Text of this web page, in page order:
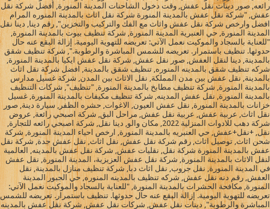
رائعه, صور دينات نقل عفش, وقت دخول الشاحنات المدينة المنورة, أفضل شركة نقل
عفش, "شركة نقل عفش بالمدينة المنورة شركة نقل اثاث بالمدينة المنوره المرام
افضل وارخص شركة نقل عفش واثاث مع الفك والتركيب والتخزين", رقم دينا, دينا نقل
المدينة المنورة, حي العنبرية المدينة المنورة, شركة تنظيف بيوت بالمدينة المنورة,
"للعناية بالسجاد والموكيت نعمل الآتي: تعريضه للتهوية اليومية. إزالة البقع عنه حال
حدوثها. تنظيف باستمرار. تعريضه للشمس المباشرة والرطوبة.", شركة تنظيف شقق
بالمدينة, دينا لنقل العفش, صور نقل عفش, شركة نقل عفش ايكيا بالمدينة المنورة,
شركه تنظيف شقق بالمدينه المنوره, تنظيف شقق بالمدينة, افضل شركة نقل اثاث
بالمدينة, نقل عفش بين مدن المملكة, نقل الاثاث بين المدن, شركة غسيل مدارس
بالمدينة المنورة, شركة تنظيف مطابخ بالمدينة المنورة, "تنظيف", شركات التنظيف
بالمدينة المنورة, نقل عفش المدينه, شركة تنظيف مكيفات بالمدينة المنورة, غسيل
خزانات بالمدينة المنورة, نقل عفش العيون, الاغوات, حشره الظفر, سيارة دينة, صور
نقل اثاث, عربية عفش, عربية نقل عفش, مراحل البق, شركة اصبحي رائعة, عروض
شركة دهب للادوات المنزلية 2022, مكان والو, دينا نقل, شركة اصبحي رائعه للتجارة,
نقل, +نقل+عفش, حي العنبريه بالمدينة المنورة, ارخص احياء المدينة المنورة, شركة
شحن اثاث, توصيل اثاث, رقم شركة نقل عفش, نقل اثاث, نقل عفش جدة, شركة نقل
عفش بالمدينة المنورة شركة نقل, نقليات عفش, شركة نقل عفش بالمدينه, العالمية
لنقل الاثاث بالمدينة المنورة, شركة نقل عفش العزيزية، المدينة المنورة, نقل عفش
في المدينة المنورة, نقل جروب, نقل اثاث دبا, شركة تنظيف منازل بالمدينة, نقل
العفش, رقم دنه نقل عفش, شركه تنظيف بالمدينه المنوره, حي الجبور المدينة
المنورة, مكافحة الحشرات بالمدينة المنورة, "للعناية بالسجاد والموكيت نعمل الآتي:
تعريضه للتهوية اليومية. إزالة البقع عنه حال حدوثها. تنظيف باستمرار. تعريضه للشمس
المباشرة والرطوبة", دينات نقل عفش, شركات نقل عفش, شركة نقل عفش بالمدينه